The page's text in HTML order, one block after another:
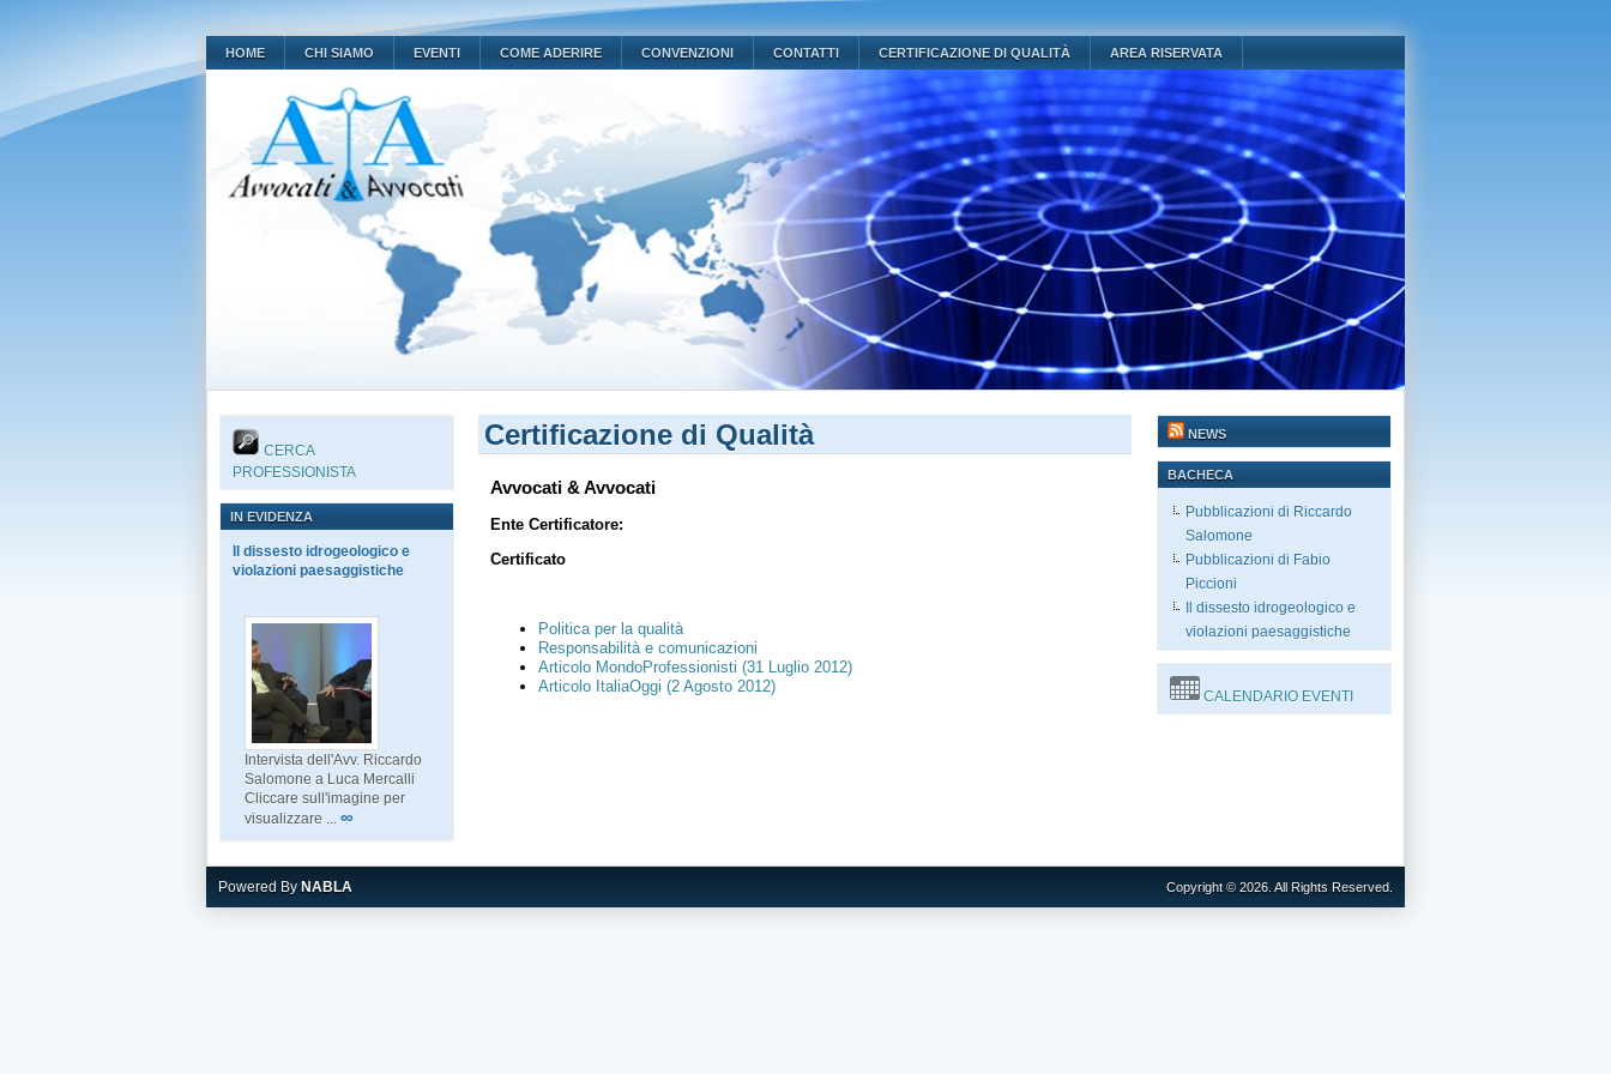
HOME CHI SIAMO EVENTI COME ADERIRE CONVENZIONI CONTATTI CERTIFICAZIONE DI QUALITÀ AREA RISERVATA
CERCA
PROFESSIONISTA
IN EVIDENZA
Il dissesto idrogeologico e
violazioni paesaggistiche
Intervista dell'Avv. Riccardo
Salomone a Luca Mercalli
Cliccare sull'imagine per
visualizzare ... ∞
Certificazione di Qualità
Avvocati & Avvocati
Ente Certificatore:
Certificato
Politica per la qualità
Responsabilità e comunicazioni
Articolo MondoProfessionisti (31 Luglio 2012)
Articolo ItaliaOggi (2 Agosto 2012)
NEWS
BACHECA
Pubblicazioni di Riccardo
Salomone
Pubblicazioni di Fabio
Piccioni
Il dissesto idrogeologico e
violazioni paesaggistiche
CALENDARIO EVENTI
Powered By NABLA Copyright © 2026. All Rights Reserved.